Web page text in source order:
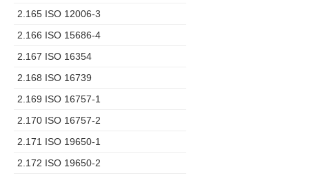
2.165 ISO 12006-3
2.166 ISO 15686-4
2.167 ISO 16354
2.168 ISO 16739
2.169 ISO 16757-1
2.170 ISO 16757-2
2.171 ISO 19650-1
2.172 ISO 19650-2